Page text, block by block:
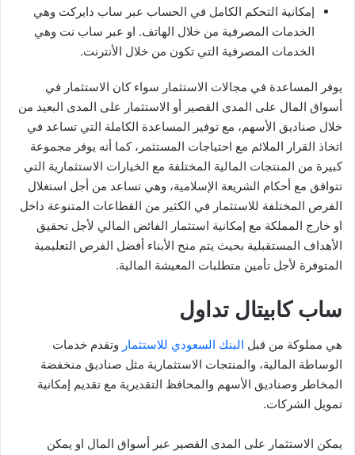
إمكانية التحكم الكامل في الحساب عبر ساب دايركت وهي
الخدمات المصرفية من خلال الهاتف. او عبر ساب نت وهي
الخدمات المصرفية التي تكون من خلال الأنترنت.
يوفر المساعدة في مجالات الاستثمار سواء كان الاستثمار في
أسواق المال على المدى القصير أو الاستثمار على المدى البعيد من
خلال صناديق الأسهم، مع توفير المساعدة الكاملة التي تساعد في
اتخاذ القرار الملائم مع احتياجات المستثمر، كما أنه يوفر مجموعة
كبيرة من المنتجات المالية المختلفة مع الخيارات الاستثمارية التي
تتوافق مع أحكام الشريعة الإسلامية، وهي تساعد من أجل استغلال
الفرص المختلفة للاستثمار في الكثير من القطاعات المتنوعة داخل
او خارج المملكة مع إمكانية استثمار الفائض المالي لأجل تحقيق
الأهداف المستقبلية بحيث يتم منح الأبناء أفضل الفرص التعليمية
المتوفرة لأجل تأمين متطلبات المعيشة المالية.
ساب كابيتال تداول
هي مملوكة من قبل البنك السعودي للاستثمار وتقدم خدمات
الوساطة المالية، والمنتجات الاستثمارية مثل صناديق منخفضة
المخاطر وصناديق الأسهم والمحافظ التقديرية مع تقديم إمكانية
تمويل الشركات.
يمكن الاستثمار على المدى القصير عبر أسواق المال او يمكن